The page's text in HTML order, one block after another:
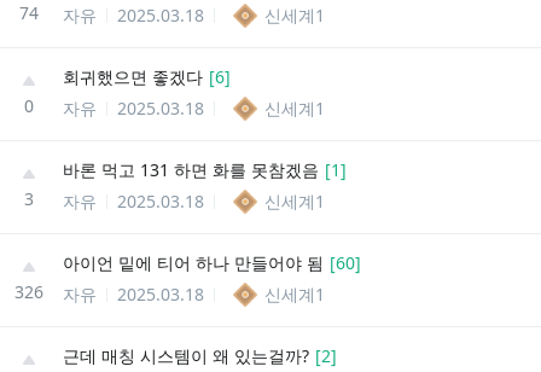
74
자유
2025.03.18 신세계1
0
회귀했으면 좋겠다 [6]
자유
2025.03.18 신세계1
3
바론 먹고 131 하면 화를 못참겠음 [1]
자유
2025.03.18 신세계1
326
아이언 밑에 티어 하나 만들어야 됨 [60]
자유
2025.03.18 신세계1
근데 매칭 시스템이 왜 있는걸까? [2]